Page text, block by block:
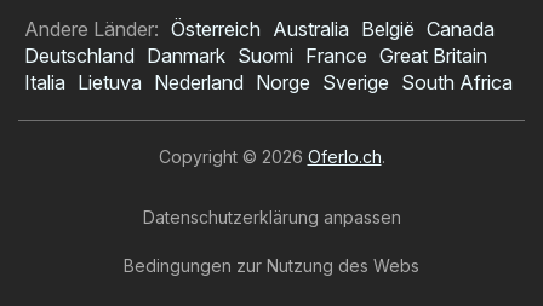
Andere Länder: Österreich Australia België Canada
Deutschland Danmark Suomi France Great Britain
Italia Lietuva Nederland Norge Sverige South Africa
Copyright © 2026 Oferlo.ch.
Datenschutzerklärung anpassen
Bedingungen zur Nutzung des Webs